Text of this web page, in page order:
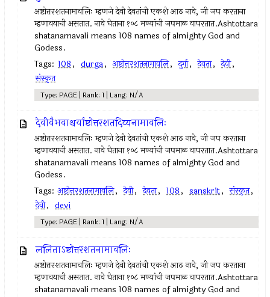
अष्टोत्तरशतनामावलिः म्हणजे देवी देवतांची एकशे आठ नावे, जी जप करताना
म्हणावयाची असतात. नावे घेताना १०८ मण्यांची जपमाळ वापरतात.Ashtottara
shatanamavali means 108 names of almighty God and
Godess.
Tags: 108, durga, अष्टोत्तरशतनामावलि, दुर्गा, देवता, देवी,
संस्कृत
Type: PAGE | Rank: 1 | Lang: N/A
देवीवैभवाश्चर्याष्टोत्तरशतदिव्यनामावलिः
अष्टोत्तरशतनामावलिः म्हणजे देवी देवतांची एकशे आठ नावे, जी जप करताना
म्हणावयाची असतात. नावे घेताना १०८ मण्यांची जपमाळ वापरतात.Ashtottara
shatanamavali means 108 names of almighty God and
Godess.
Tags: अष्टोत्तरशतनामावलि, देवी, देवता, 108, sanskrit, संस्कृत,
देवी, devi
Type: PAGE | Rank: 1 | Lang: N/A
ललिताऽष्टोत्तरशतनामावलिः
अष्टोत्तरशतनामावलिः म्हणजे देवी देवतांची एकशे आठ नावे, जी जप करताना
म्हणावयाची असतात. नावे घेताना १०८ मण्यांची जपमाळ वापरतात.Ashtottara
shatanamavali means 108 names of almighty God and